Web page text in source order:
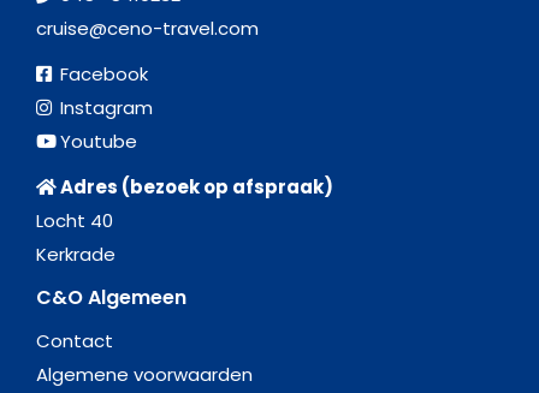
cruise@ceno-travel.com
Facebook
Instagram
Youtube
Adres (bezoek op afspraak)
Locht 40
Kerkrade
C&O Algemeen
Contact
Algemene voorwaarden